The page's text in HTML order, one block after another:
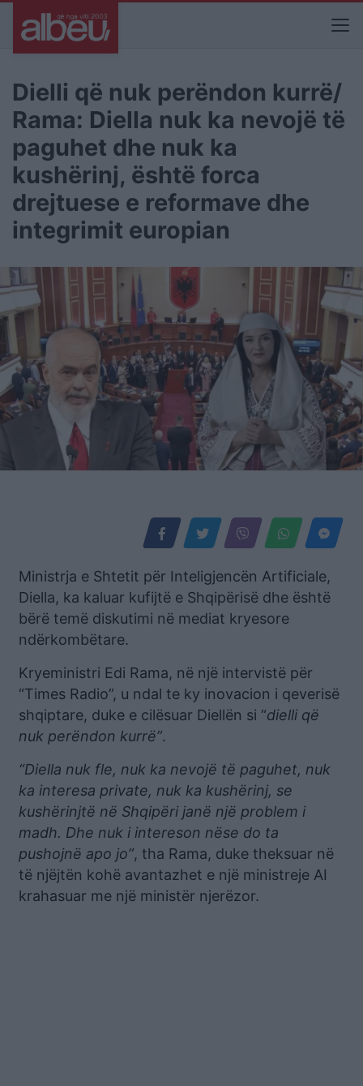
Dielli që nuk perëndon kurrë/
Rama: Diella nuk ka nevojë të
paguhet dhe nuk ka
kushërinj, është forca
drejtuese e reformave dhe
integrimit europian
Ministrja e Shtetit për Inteligjencën Artificiale,
Diella, ka kaluar kufijtë e Shqipërisë dhe është
bërë temë diskutimi në mediat kryesore
ndërkombëtare.
Kryeministri Edi Rama, në një intervistë për
“Times Radio”, u ndal te ky inovacion i qeverisë
shqiptare, duke e cilësuar Diellën si “dielli që
nuk perëndon kurrë”.
“Diella nuk fle, nuk ka nevojë të paguhet, nuk
ka interesa private, nuk ka kushërinj, se
kushërinjtë në Shqipëri janë një problem i
madh. Dhe nuk i intereson nëse do ta
pushojnë apo jo”, tha Rama, duke theksuar në
të njëjtën kohë avantazhet e një ministreje AI
krahasuar me një ministër njerëzor.